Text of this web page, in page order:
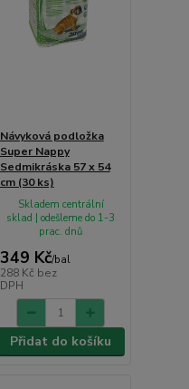
Návyková podložka
Super Nappy
Sedmikráska 57 x 54
cm (30 ks)
349 Kč/bal
288 Kč bez
DPH
Skladem centrální
sklad | odešleme do 1-3
prac. dnů
Přidat do košíku